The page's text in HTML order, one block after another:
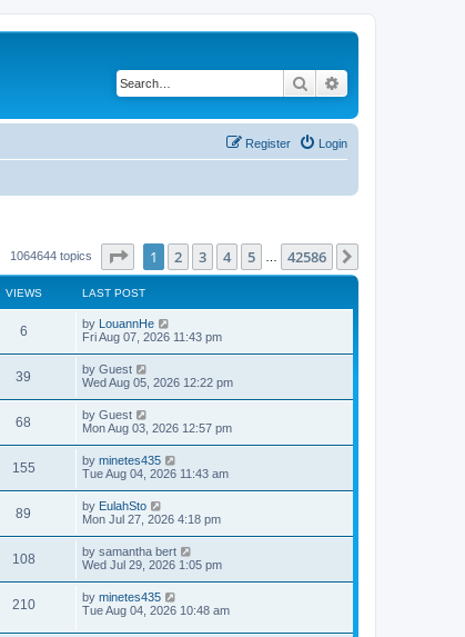
Search
Login
Register
1064644 topics Page of 42586
1 2 3 4 5 42586
VIEWS LAST POST
6 by LouannHe
Fri Aug 07, 2026 11:43 pm
39 by Guest
Wed Aug 05, 2026 12:22 pm
68 by Guest
Mon Aug 03, 2026 12:57 pm
155 by minetes435
Tue Aug 04, 2026 11:43 am
89 by EulahSto
Mon Jul 27, 2026 4:18 pm
108 by samantha bert
Wed Jul 29, 2026 1:05 pm
210 by minetes435
Tue Aug 04, 2026 10:48 am